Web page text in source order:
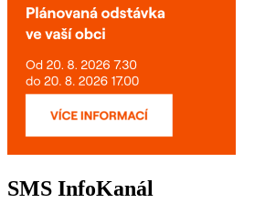
SMS InfoKanál